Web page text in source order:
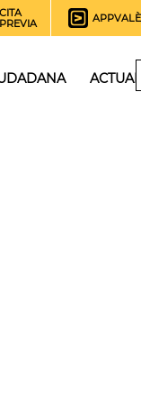
CITA
PREVIA